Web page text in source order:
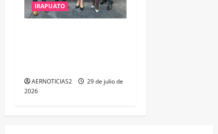
IRAPUATO
AERNOTICIAS2
29 de julio de
2026